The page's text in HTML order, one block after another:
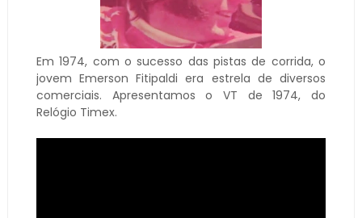
Em 1974, com o sucesso das pistas de corrida, o
jovem Emerson Fitipaldi era estrela de diversos
comerciais. Apresentamos o VT de 1974, do
Relógio Timex.